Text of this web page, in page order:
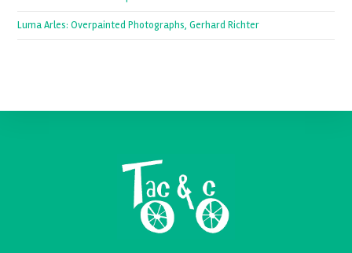
Luma Arles: Overpainted Photographs, Gerhard Richter